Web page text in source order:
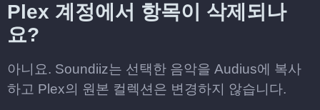
Plex 계정에서 항목이 삭제되나
요?
아니요. Soundiiz는 선택한 음악을 Audius에 복사
하고 Plex의 원본 컬렉션은 변경하지 않습니다.